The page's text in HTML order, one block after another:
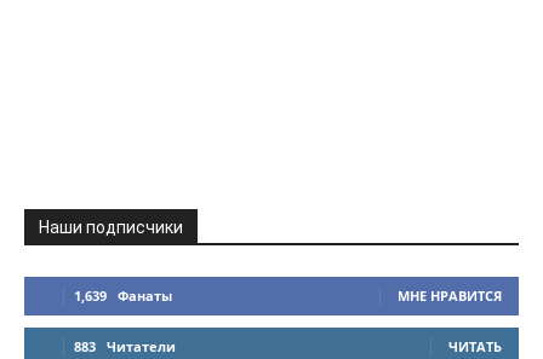
Наши подписчики
1,639 Фанаты МНЕ НРАВИТСЯ
883 Читатели ЧИТАТЬ